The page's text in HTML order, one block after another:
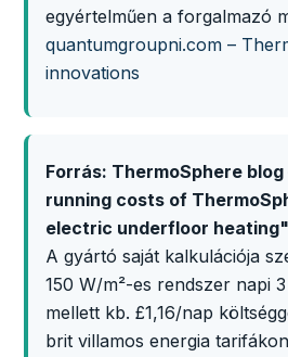
egyértelműen a forgalmazó
quantumgroupni.com –
innovations
Forrás: ThermoSphere
running costs of
electric underfloor
A gyártó saját kalkulációja
150 W/m²-es rendszer napi
mellett kb. £1,16/nap
brit villamos energia